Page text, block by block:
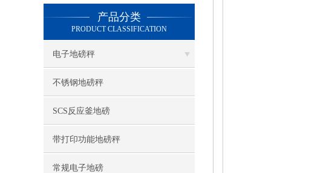
产品分类
PRODUCT CLASSIFICATION
电子地磅秤
不锈钢地磅秤
SCS反应釜地磅
带打印功能地磅秤
常规电子地磅